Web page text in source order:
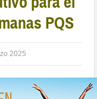
PQS
2025